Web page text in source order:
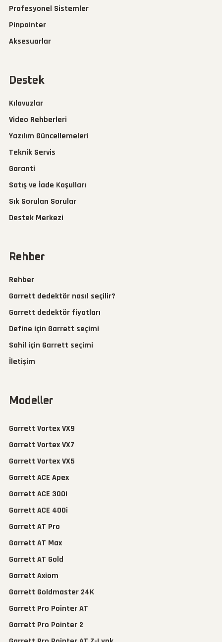
Profesyonel Sistemler
Pinpointer
Aksesuarlar
Destek
Kılavuzlar
Video Rehberleri
Yazılım Güncellemeleri
Teknik Servis
Garanti
Satış ve İade Koşulları
Sık Sorulan Sorular
Destek Merkezi
Rehber
Rehber
Garrett dedektör nasıl seçilir?
Garrett dedektör fiyatları
Define için Garrett seçimi
Sahil için Garrett seçimi
İletişim
Modeller
Garrett Vortex VX9
Garrett Vortex VX7
Garrett Vortex VX5
Garrett ACE Apex
Garrett ACE 300i
Garrett ACE 400i
Garrett AT Pro
Garrett AT Max
Garrett AT Gold
Garrett Axiom
Garrett Goldmaster 24K
Garrett Pro Pointer AT
Garrett Pro Pointer 2